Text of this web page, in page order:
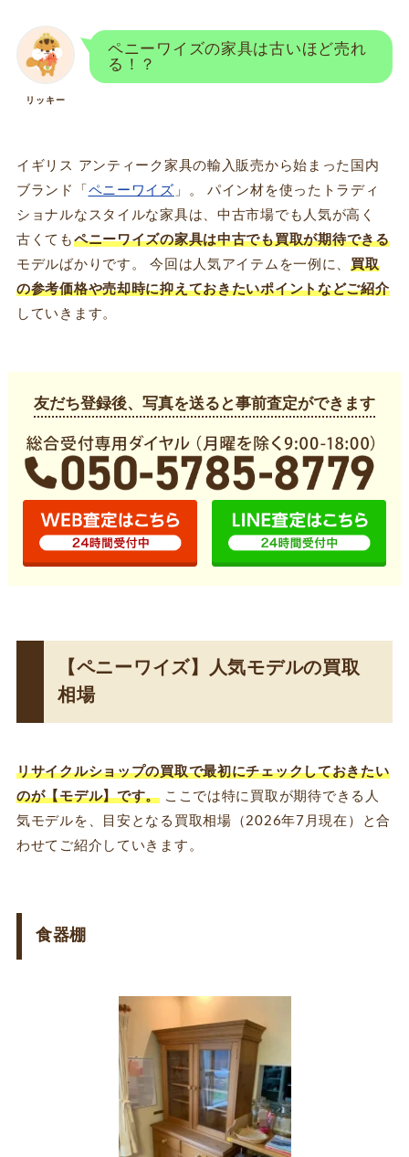
リッキー
ペニーワイズの家具は古いほど売れ
る！？
イギリス アンティーク家具の輸入販売から始まった国内
ブランド「 ペニーワイズ 」。 パイン材を使ったトラディ
ショナルなスタイルな家具は、中古市場でも人気が高く
古くても ペニーワイズの家具は中古でも買取が期待できる
モデルばかりです。 今回は人気アイテムを一例に、買取
の参考価格や売却時に抑えておきたいポイントなどご紹介
していきます。
友だち登録後、写真を送ると事前査定ができます
【ペニーワイズ】人気モデルの買取
相場
リサイクルショップの買取で最初にチェックしておきたい
のが【モデル】です。 ここでは特に買取が期待できる人
気モデルを、目安となる買取相場（2026年7月現在）と合
わせてご紹介していきます。
食器棚